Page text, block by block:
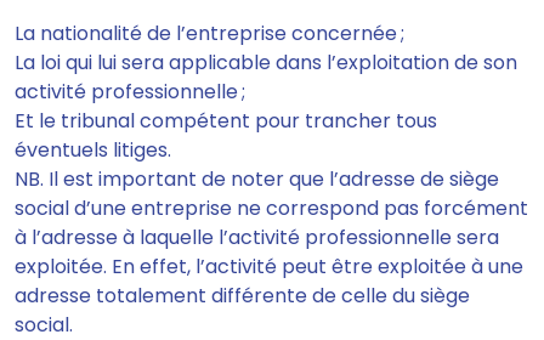
La nationalité de l’entreprise concernée ;
La loi qui lui sera applicable dans l’exploitation de son
activité professionnelle ;
Et le tribunal compétent pour trancher tous
éventuels litiges.
NB. Il est important de noter que l’adresse de siège
social d’une entreprise ne correspond pas forcément
à l’adresse à laquelle l’activité professionnelle sera
exploitée. En effet, l’activité peut être exploitée à une
adresse totalement différente de celle du siège
social.